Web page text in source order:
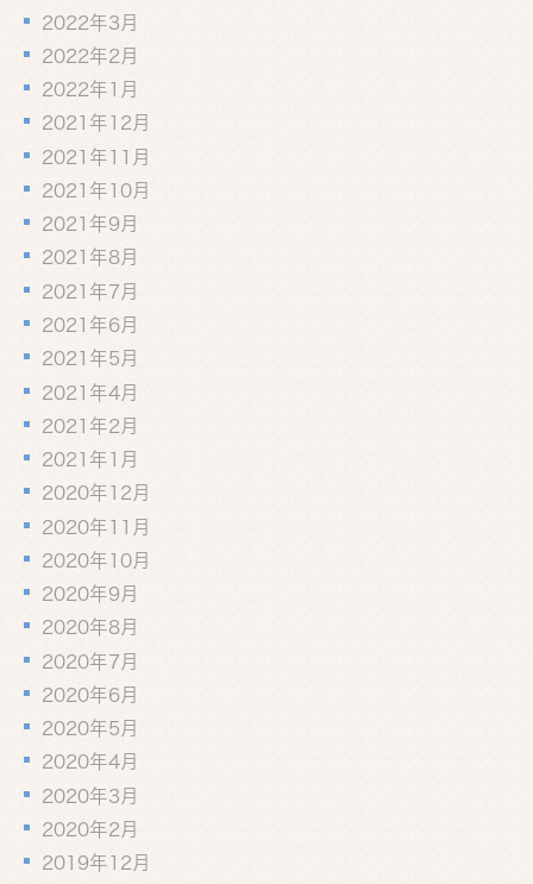
2022年3月
2022年2月
2022年1月
2021年12月
2021年11月
2021年10月
2021年9月
2021年8月
2021年7月
2021年6月
2021年5月
2021年4月
2021年2月
2021年1月
2020年12月
2020年11月
2020年10月
2020年9月
2020年8月
2020年7月
2020年6月
2020年5月
2020年4月
2020年3月
2020年2月
2019年12月